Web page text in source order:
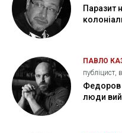
Паразит
ПАВЛО
публіцист,
Федоров
люди